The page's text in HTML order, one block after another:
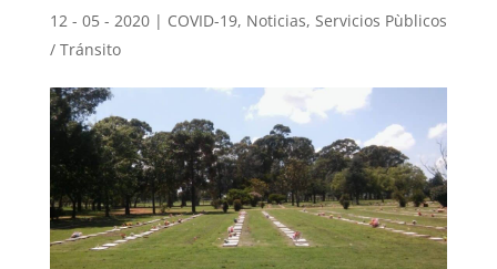
12 - 05 - 2020| COVID-19, Noticias, Servicios Pùblicos
/ Tránsito